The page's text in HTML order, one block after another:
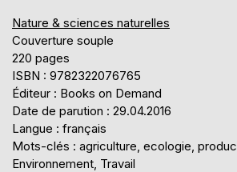
Nature & sciences naturelles
Couverture souple
220 pages
ISBN : 9782322076765
Éditeur : Books on Demand
Date de parution : 29.04.2016
Langue : français
Mots-clés : agriculture, ecologie,
Environnement, Travail